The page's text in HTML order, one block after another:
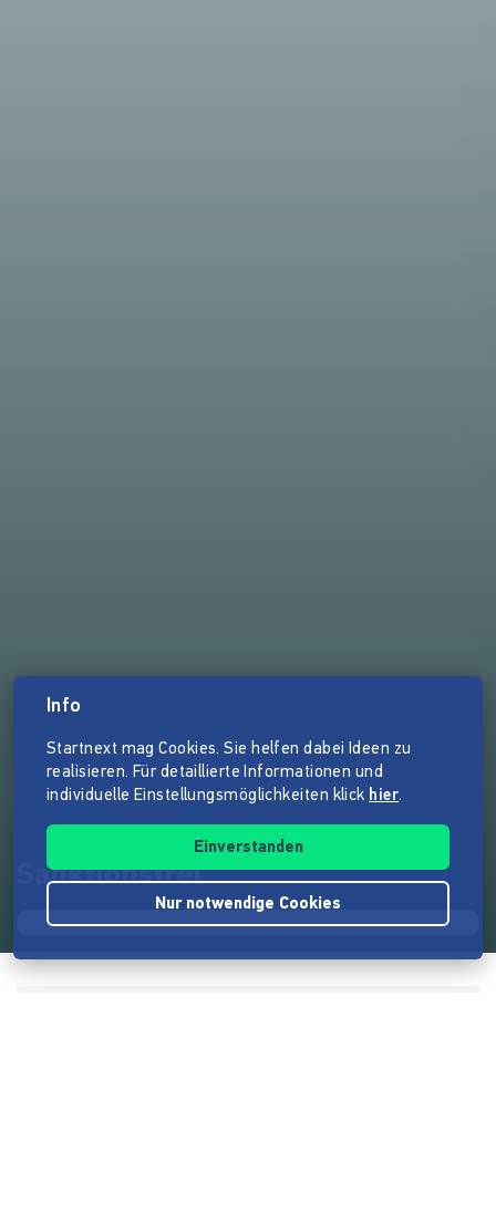
Sanktionsfrei
Info
Startnext mag Cookies. Sie helfen dabei Ideen zu
realisieren. Für detaillierte Informationen und
individuelle Einstellungsmöglichkeiten klick hier.
Einverstanden
Nur notwendige Cookies